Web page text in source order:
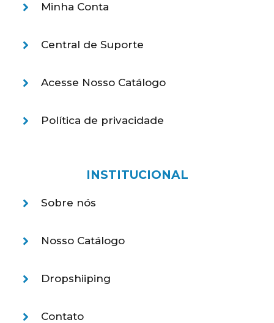
Minha Conta
Central de Suporte
Acesse Nosso Catálogo
Política de privacidade
INSTITUCIONAL
Sobre nós
Nosso Catálogo
Dropshiiping
Contato